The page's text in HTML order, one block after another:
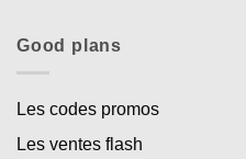
Good plans
Les codes promos
Les ventes flash